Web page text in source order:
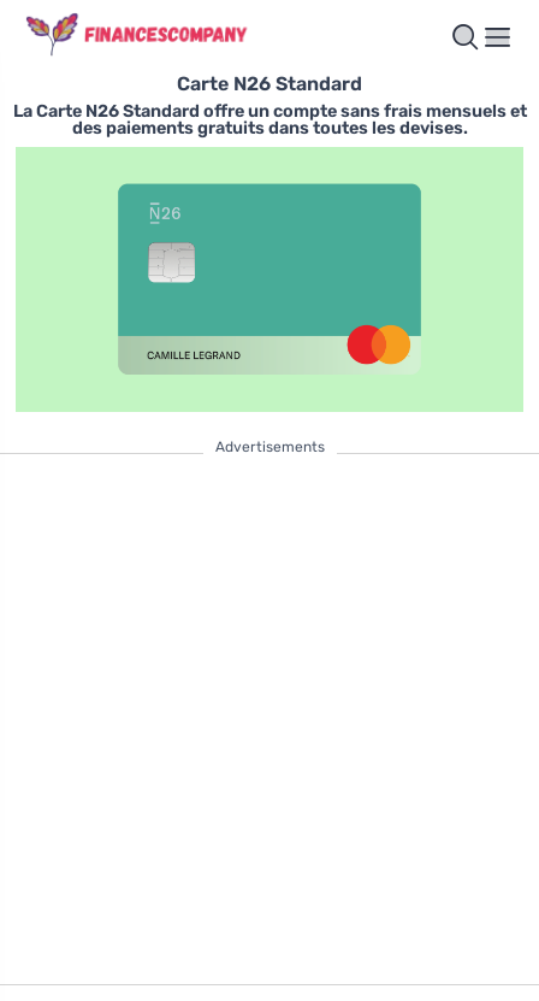
Carte N26 Standard
La Carte N26 Standard offre un compte sans frais mensuels et
des paiements gratuits dans toutes les devises.
Advertisements